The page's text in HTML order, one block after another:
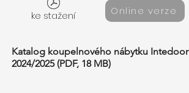
ke stažení Online verze
Katalog koupelnového nábytku Intedoor
2024/2025 (PDF, 18 MB)